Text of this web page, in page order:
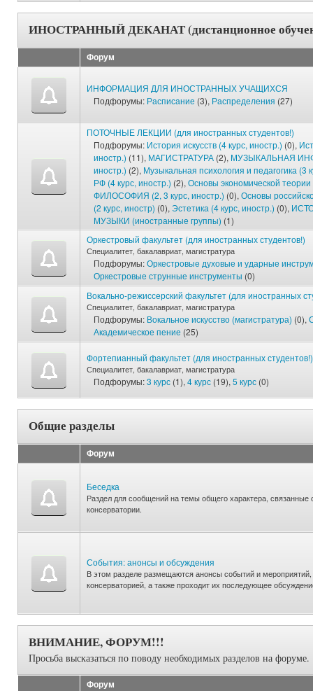
ИНОСТРАННЫЙ ДЕКАНАТ (дистанционное
Форум
ИНФОРМАЦИЯ ДЛЯ ИНОСТРАННЫХ УЧАЩИХСЯ
Подфорумы: Расписание (3), Распределения (27)
ПОТОЧНЫЕ ЛЕКЦИИ (для иностранных студентов!)
Подфорумы: История искусств (4 курс, иностр.) (0),
иностр.) (11), МАГИСТРАТУРА (2), МУЗЫКАЛЬНАЯ
иностр.) (2), Музыкальная психология и педагогика (3
РФ (4 курс, иностр.) (2), Основы экономической теории
ФИЛОСОФИЯ (2, 3 курс, иностр.) (0), Основы
(2 курс, иностр) (0), Эстетика (4 курс, иностр.) (0),
МУЗЫКИ (иностранные группы) (1)
Оркестровый факультет (для иностранных студентов!)
Специалитет, бакалавриат, магистратура
Подфорумы:Оркестровые духовые и ударные
Оркестровые струнные инструменты (0)
Вокально-режиссерский факультет (для иностранных
Специалитет, бакалавриат, магистратура
Подфорумы: Вокальное искусство (магистратура) (0),
Академическое пение (25)
Фортепианный факультет (для иностранных студентов!)
Специалитет, бакалавриат, магистратура
Подфорумы:3 курс (1), 4 курс (19), 5 курс (0)
Общие разделы
Форум
Беседка
Раздел для сообщений на темы общего характера,
консерватории.
События: анонсы и обсуждения
В этом разделе размещаются анонсы событий и
консерваторией, а также проходит их последующее
ВНИМАНИЕ, ФОРУМ!!!
Просьба высказаться по поводу необходимых разделов на форуме.
Форум